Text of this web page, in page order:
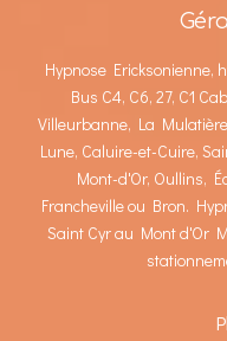
Hypnose Ericksonienne,
Bus C4, C6, 27, C1
Villeurbanne, La
Lune, Caluire-et-Cuire,
Mont-d'Or, Oullins,
Francheville ou Bron.
Saint Cyr au Mont d'Or